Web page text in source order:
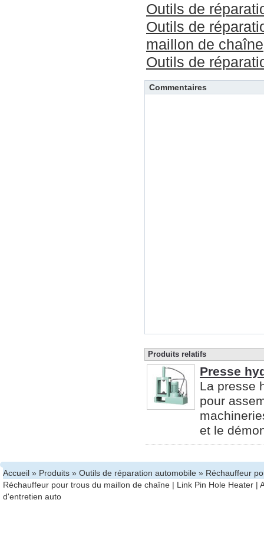
Outils de
Outils de
maillon de chaîne
Outils de
Commentaires
Produits relatifs
Presse
La presse
pour
et le
Accueil » Produits » Outils de réparation automobile » Réchauffeur
Réchauffeur pour trous du maillon de chaîne | Link Pin Hole Heater |
d'entretien auto